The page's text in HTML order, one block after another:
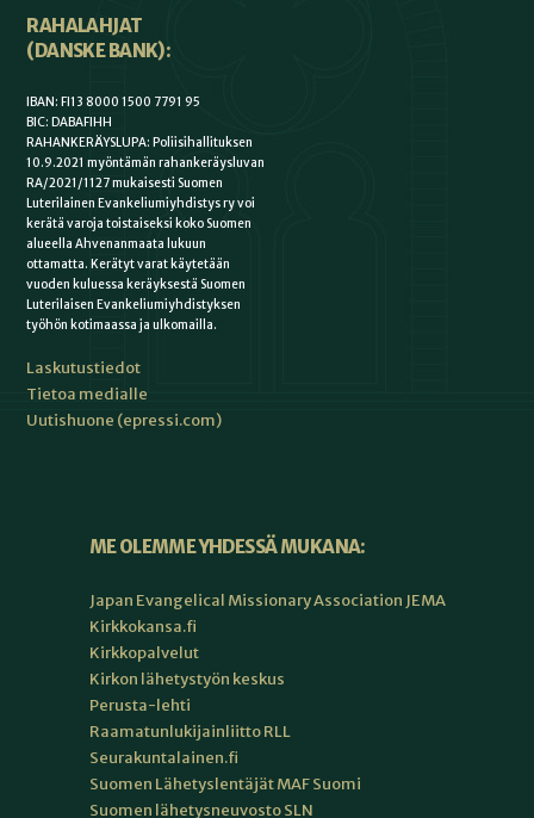
RAHALAHJAT
(DANSKE BANK):
IBAN: FI13 8000 1500 7791 95
BIC: DABAFIHH
RAHANKERÄYSLUPA: Poliisihallituksen
10.9.2021 myöntämän rahankeräysluvan
RA/2021/1127 mukaisesti Suomen
Luterilainen Evankeliumiyhdistys ry voi
kerätä varoja toistaiseksi koko Suomen
alueella Ahvenanmaata lukuun
ottamatta. Kerätyt varat käytetään
vuoden kuluessa keräyksestä Suomen
Luterilaisen Evankeliumiyhdistyksen
työhön kotimaassa ja ulkomailla.
Laskutustiedot
Tietoa medialle
Uutishuone (epressi.com)
ME OLEMME YHDESSÄ MUKANA:
Japan Evangelical Missionary Association JEMA
Kirkkokansa.fi
Kirkkopalvelut
Kirkon lähetystyön keskus
Perusta-lehti
Raamatunlukijainliitto RLL
Seurakuntalainen.fi
Suomen Lähetyslentäjät MAF Suomi
Suomen lähetysneuvosto SLN